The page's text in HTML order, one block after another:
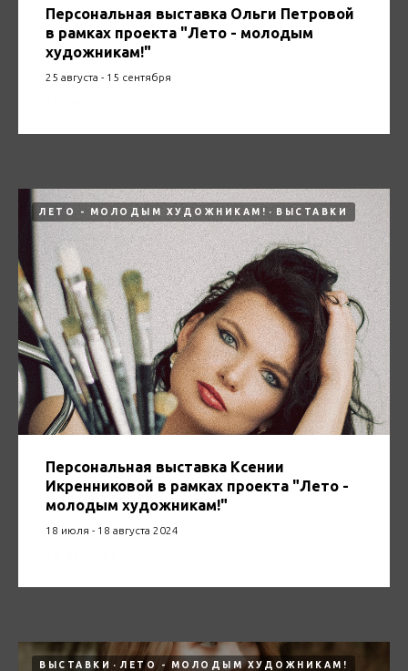
Персональная выставка Ольги Петровой
в рамках проекта "Лето - молодым
художникам!"
25 августа - 15 сентября
ЛЕТО - МОЛОДЫМ ХУДОЖНИКАМ! ВЫСТАВКИ
Персональная выставка Ксении
Икренниковой в рамках проекта "Лето -
молодым художникам!"
18 июля - 18 августа 2024
ВЫСТАВКИ ЛЕТО - МОЛОДЫМ ХУДОЖНИКАМ!